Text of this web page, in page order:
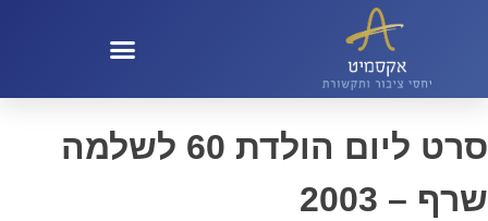
סרט ליום הולדת 60 לשלמה
שרף – 2003